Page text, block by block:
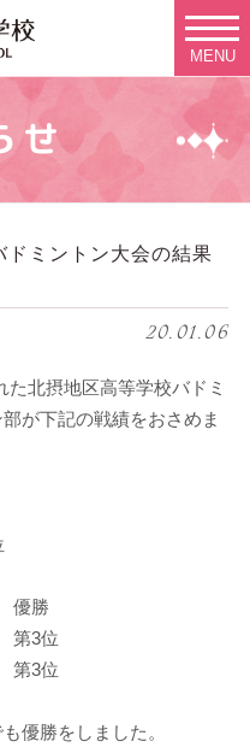
MENU
せ
ミントン大会の結果
20.01.06
た北摂地区高等学校バドミ
が下記の戦績をおさめま
勝
3位
位
優勝をしました。